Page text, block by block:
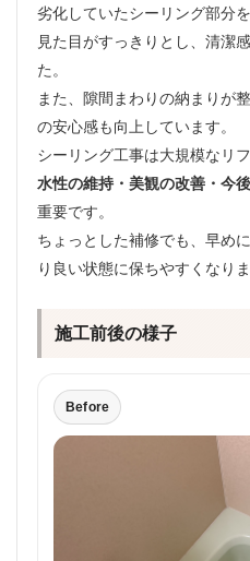
劣化していたシーリング部分
見た目がすっきりとし、清潔
た。
また、隙間まわりの納まりが
の安心感も向上しています。
シーリング工事は大規模なリ
水性の維持・美観の改善・今
重要です。
ちょっとした補修でも、早め
り良い状態に保ちやすくなりま
施工前後の様子
Before